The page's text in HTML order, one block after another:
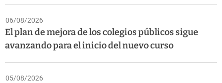
06/08/2026
El plan de mejora de los colegios públicos sigue
avanzando para el inicio del nuevo curso
05/08/2026